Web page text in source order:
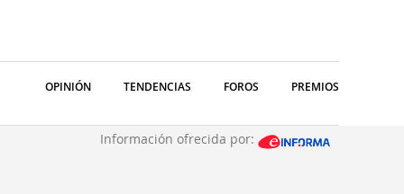
OPINIÓN TENDENCIAS FOROS PREMIOS
Información ofrecida por: